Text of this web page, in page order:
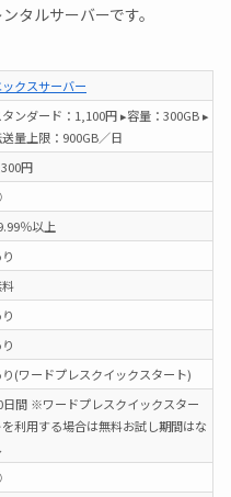
タルサーバーです。
ックスサーバー
タンダード：1,100円 ▸容量：300GB ▸
量上限：900GB／日
円
％以上
り(ワードプレスクイックスタート)
日間 ※ワードプレスクイックスター
を利用する場合は無料お試し期間はな